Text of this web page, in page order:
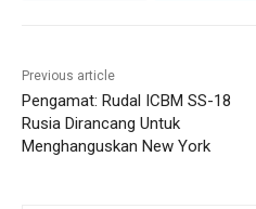
Previous article
Pengamat: Rudal ICBM SS-18
Rusia Dirancang Untuk
Menghanguskan New York